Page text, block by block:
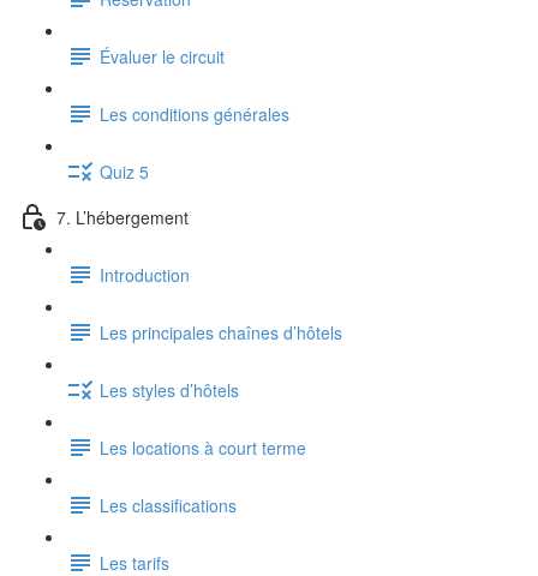
Évaluer le circuit
Les conditions générales
Quiz 5
7. L’hébergement
Introduction
Les principales chaînes d’hôtels
Les styles d’hôtels
Les locations à court terme
Les classifications
Les tarifs